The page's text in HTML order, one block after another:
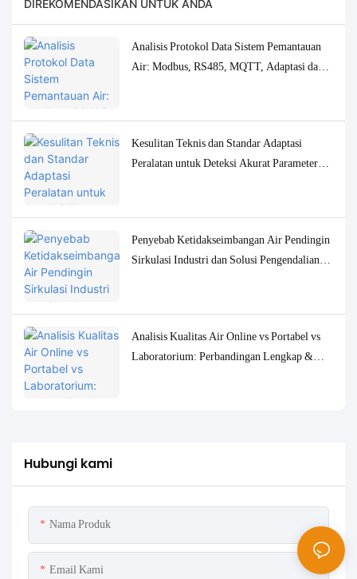
DIREKOMENDASIKAN UNTUK ANDA
Analisis Protokol Data Sistem Pemantauan
Air: Modbus, RS485, MQTT, Adaptasi dan
Kesulitan Teknis dan Standar Adaptasi
Peralatan untuk Deteksi Akurat Parameter
Penyebab Ketidakseimbangan Air Pendingin
Sirkulasi Industri dan Solusi Pengendalian
Analisis Kualitas Air Online vs Portabel vs
Laboratorium: Perbandingan Lengkap &
Hubungi kami
Nama Produk
Email Kami